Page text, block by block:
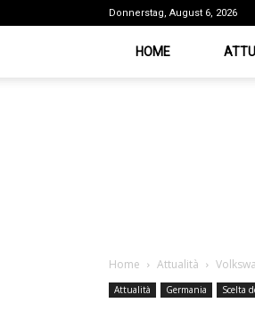
Donnerstag, August 6, 2026
HOME
Home Attualità
Attualità Germania Scelta